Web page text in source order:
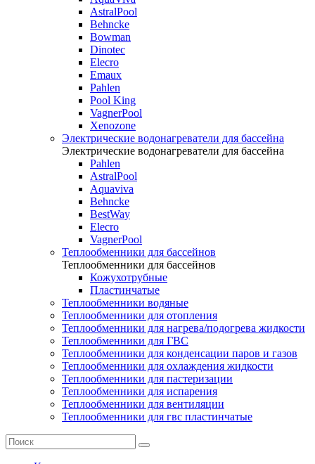
AstralPool
Behncke
Bowman
Dinotec
Elecro
Emaux
Pahlen
Pool King
VagnerPool
Xenozone
Электрические водонагреватели для бассейна
Электрические водонагреватели для бассейна
Pahlen
AstralPool
Aquaviva
Behncke
BestWay
Elecro
VagnerPool
Теплообменники для бассейнов
Теплообменники для бассейнов
Кожухотрубные
Пластинчатые
Теплообменники водяные
Теплообменники для отопления
Теплообменники для нагрева/подогрева жидкости
Теплообменники для ГВС
Теплообменники для конденсации паров и газов
Теплообменники для охлаждения жидкости
Теплообменники для пастеризации
Теплообменники для испарения
Теплообменники для вентиляции
Теплообменники для гвс пластинчатые